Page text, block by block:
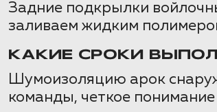
Задние подкрылки
заливаем жидким
КАКИЕ СРОКИ
Шумоизоляцию арок
команды, четкое